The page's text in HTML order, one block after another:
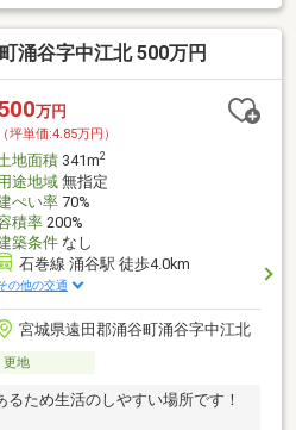
涌谷字中江北 500万円
万円
（坪単価:4.85万円）
地面積341m2
途地域無指定
ぺい率70%
積率200%
築条件なし
石巻線 涌谷駅 徒歩4.0km
の他の交通
宮城県遠田郡涌谷町涌谷字中江北
更地
ため生活のしやすい場所です！